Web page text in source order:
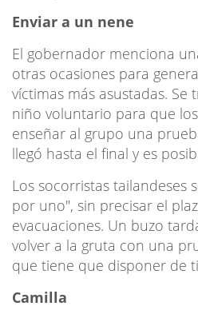
Enviar a un nene
El gobernador menciona
otras ocasiones para
víctimas más asustadas. Se
niño voluntario para que
enseñar al grupo una
llegó hasta el final y es
Los socorristas tailandeses
por uno", sin precisar el
evacuaciones. Un buzo
volver a la gruta con una
que tiene que disponer de
Camilla